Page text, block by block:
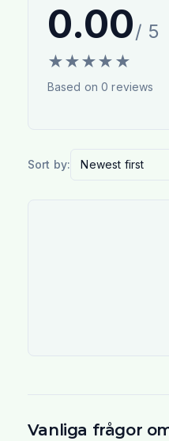
0.00/ 5
★★★★ ★
Based on0 reviews
Sort by: Newest first
Vanliga frågor